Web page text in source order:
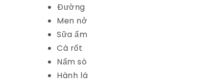
Đường
Men nở
Sữa ấm
Cà rốt
Nấm sò
Hành lá